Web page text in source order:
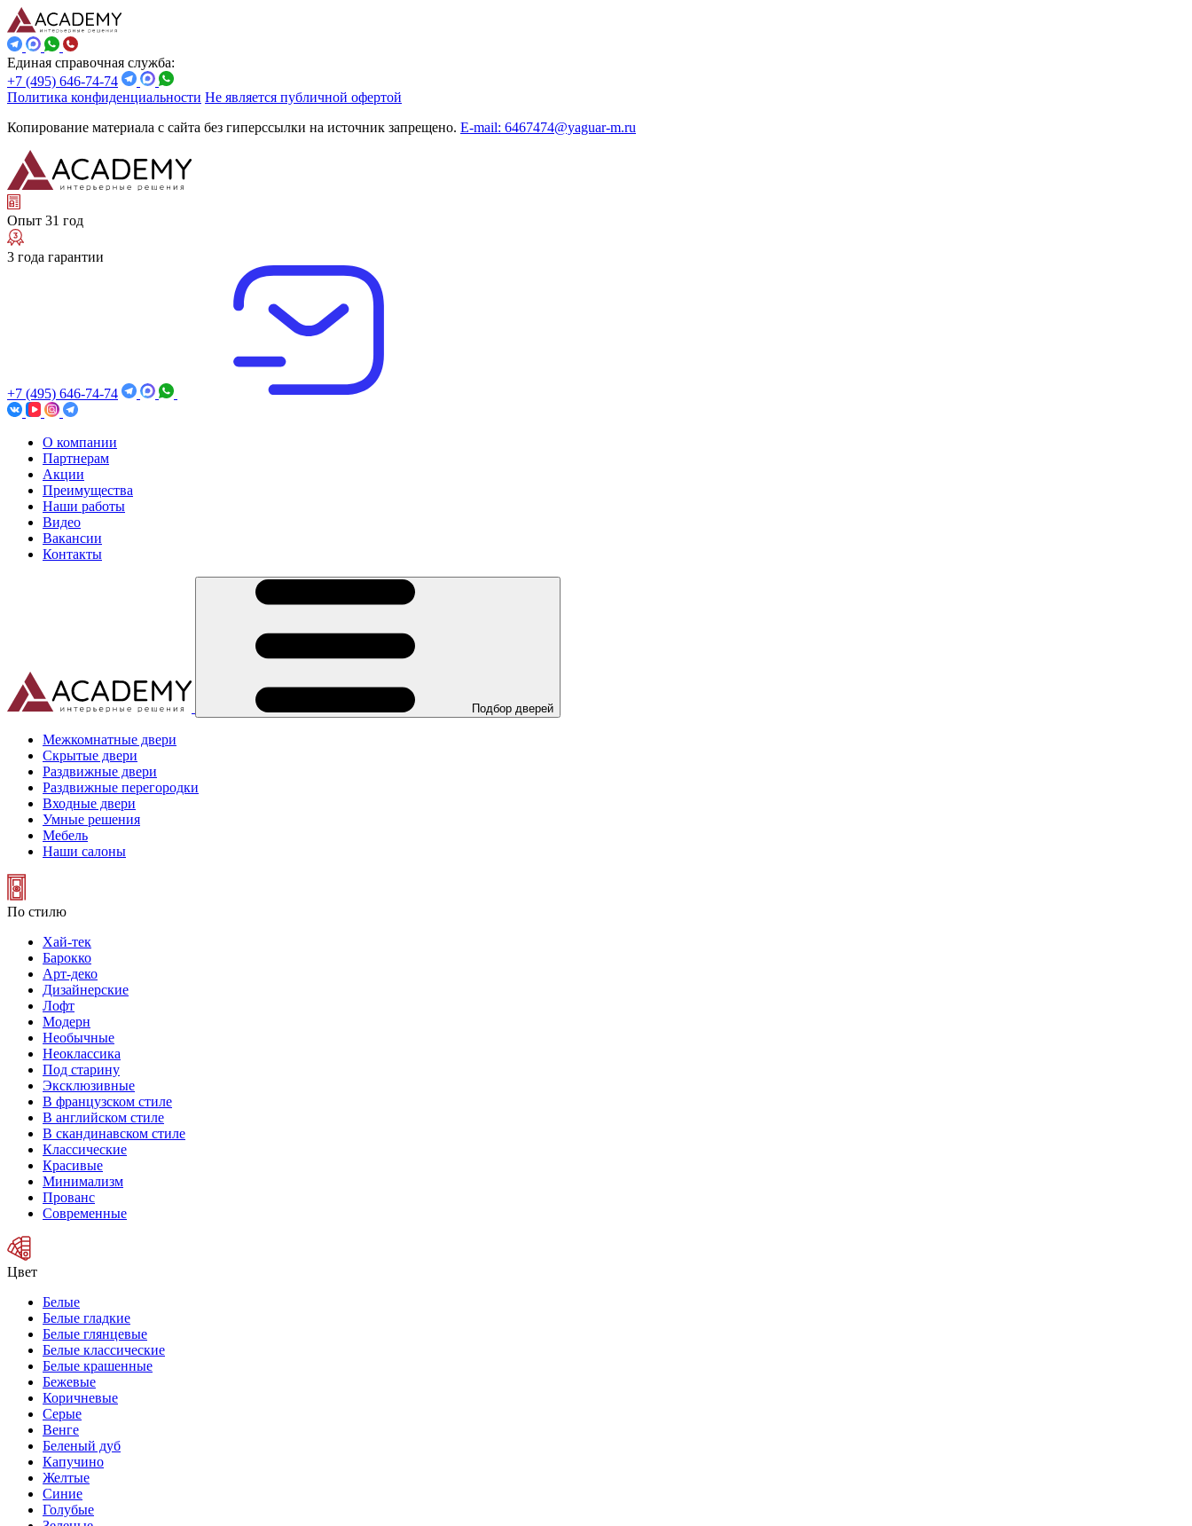
Единая справочная служба:
+7 (495) 646-74-74
Политика конфиденциальности Не является публичной офертой
Копирование материала с сайта без гиперссылки на источник запрещено. E-mail: 6467474@yaguar-m.ru
Опыт 31 год
3 года гарантии
+7 (495) 646-74-74
О компании
Партнерам
Акции
Преимущества
Наши работы
Видео
Вакансии
Контакты
Подбор дверей
Межкомнатные двери
Скрытые двери
Раздвижные двери
Раздвижные перегородки
Входные двери
Умные решения
Мебель
Наши салоны
По стилю
Хай-тек
Барокко
Арт-деко
Дизайнерские
Лофт
Модерн
Необычные
Неоклассика
Под старину
Эксклюзивные
В французском стиле
В английском стиле
В скандинавском стиле
Классические
Красивые
Минимализм
Прованс
Современные
Цвет
Белые
Белые гладкие
Белые глянцевые
Белые классические
Белые крашенные
Бежевые
Коричневые
Серые
Венге
Беленый дуб
Капучино
Желтые
Синие
Голубые